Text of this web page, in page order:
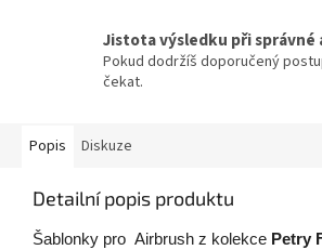
Jistota výsledku při správné
Pokud dodržíš doporučený
čekat.
Popis Diskuze
Detailní popis produktu
Šablonky pro Airbrush z kolekce Petry